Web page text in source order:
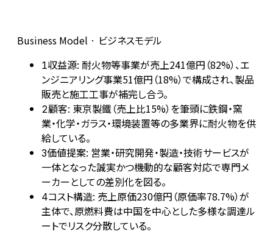
Business Model · ビジネスモデル
1収益源: 耐火物等事業が売上241億円（82%）、エ
ンジニアリング事業51億円（18%）で構成され、製品
販売と施工工事が補完し合う。
2顧客: 東京製鐵（売上比15%）を筆頭に鉄鋼・窯
業・化学・ガラス・環境装置等の多業界に耐火物を供
給している。
3価値提案: 営業・研究開発・製造・技術サービスが
一体となった誠実かつ機動的な顧客対応で専門メ
ーカーとしての差別化を図る。
4コスト構造: 売上原価230億円（原価率78.7%）が
主体で、原燃料費は中国を中心とした多様な調達ル
ートでリスク分散している。